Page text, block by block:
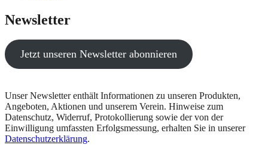
Newsletter
Jetzt unseren Newsletter abonnieren
Unser Newsletter enthält Informationen zu unseren Produkten,
Angeboten, Aktionen und unserem Verein. Hinweise zum
Datenschutz, Widerruf, Protokollierung sowie der von der
Einwilligung umfassten Erfolgsmessung, erhalten Sie in unserer
Datenschutzerklärung.